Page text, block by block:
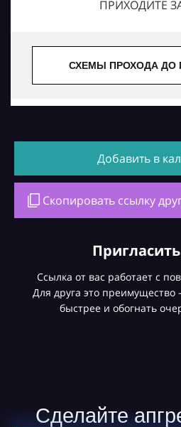
ПРИХОДИТЕ
СХЕМЫ ПРОХОДА ДО
Добавить в
Скопировать ссылку
Ссылка от вас работает с
Для друга это
быстрее и обогнать
Сделайте